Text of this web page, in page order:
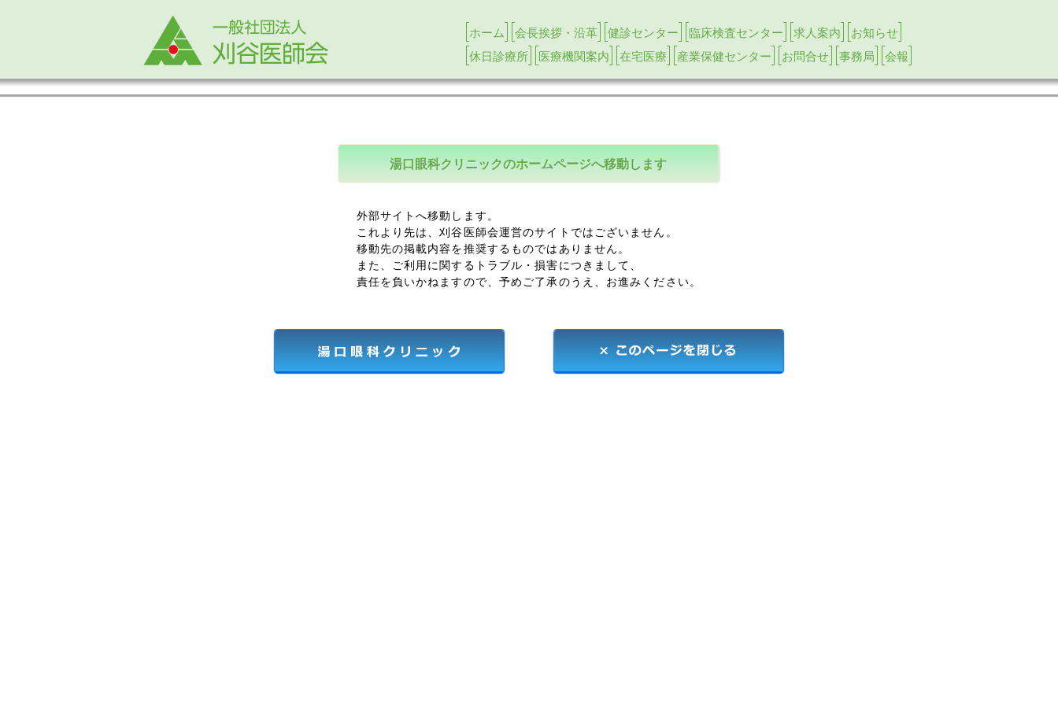
ホーム 会長挨拶・沿革 健診センター 臨床検査センター 求人案内
お知らせ
休日診療所
医療機関案内 在宅医療 産業保健センター お問合せ 事務局 会報
湯口眼科クリニックのホームページへ移動します
外部サイトへ移動します。
これより先は、刈谷医師会運営のサイトではございません。
移動先の掲載内容を推奨するものではありません。
また、ご利用に関するトラブル・損害につきまして、
責任を負いかねますので、予めご了承のうえ、お進みください。